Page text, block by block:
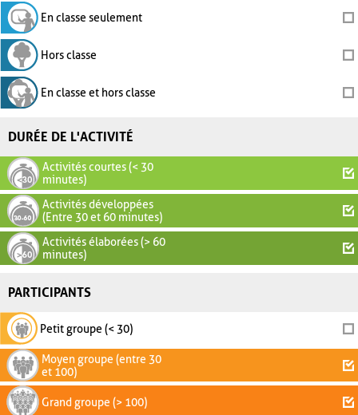
En classe seulement
Hors classe
En classe et hors classe
DURÉE DE L'ACTIVITÉ
Activités courtes (< 30
minutes)
Activités développées
(Entre 30 et 60 minutes)
Activités élaborées (> 60
minutes)
PARTICIPANTS
Petit groupe (< 30)
Moyen groupe (entre 30
et 100)
Grand groupe (> 100)